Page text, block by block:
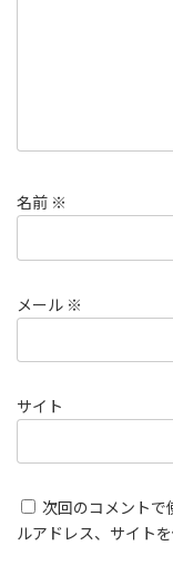
名前 ※
メール ※
サイト
次回のコメントで
ルアドレス、サイトを